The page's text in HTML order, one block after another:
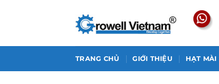
TRANG CHỦ GIỚI THIỆU HẠT MÀI